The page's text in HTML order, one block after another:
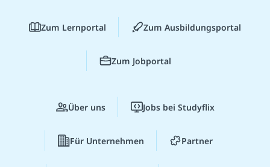
Zum Lernportal Zum Ausbildungsportal
Zum Jobportal
Über uns Jobs bei Studyflix
Für Unternehmen Partner